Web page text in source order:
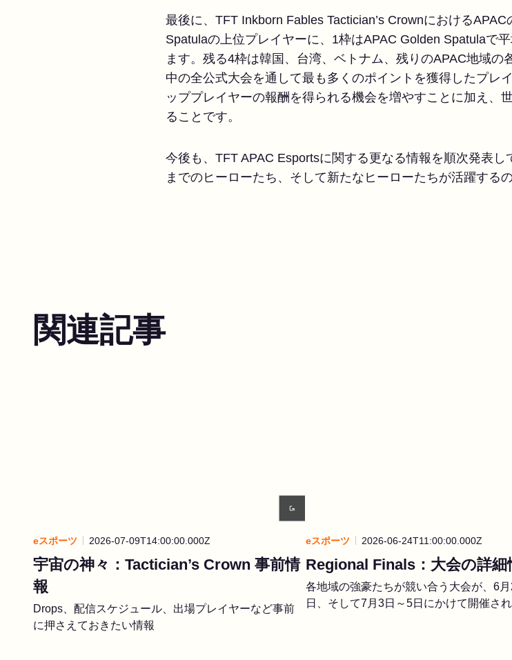
最後に、TFT Inkborn Fables Tactician’s Crownにおける
Spatulaの上位プレイヤーに、1枠はAPAC Golden Spatulaで
ます。残る4枠は韓国、台湾、ベトナム、残りのAPAC地域
中の全公式大会を通して最も多くのポイントを獲得したプレ
ッププレイヤーの報酬を得られる機会を増やすことに加え、
ることです。
今後も、TFT APAC Esportsに関する更なる情報を順次発表
までのヒーローたち、そして新たなヒーローたちが活躍する
関連記事
eスポーツ 2026-07-09T14:00:00.000Z
宇宙の神々：Tactician’s Crown 事前情
報
Drops、配信スケジュール、出場プレイヤーなど事前
に押さえておきたい情報
eスポーツ 2026-06-24T11:00:00.000Z
Regional Finals：大会の詳細
各地域の強豪たちが競い合う大会が、6
日、そして7月3日～5日にかけて開催さ